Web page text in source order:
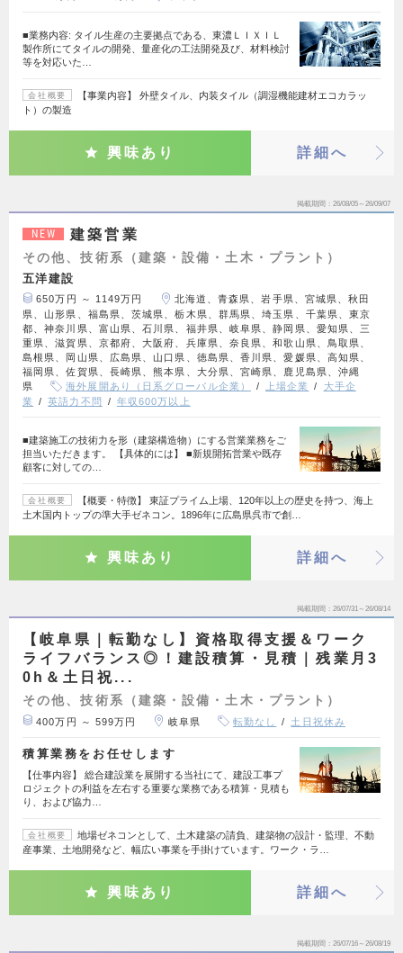
■業務内容: タイル生産の主要拠点である、東濃ＬＩＸＩＬ
製作所にてタイルの開発、量産化の工法開発及び、材料検討
等を対応いた…
会社概要
【事業内容】 外壁タイル、内装タイル（調湿機能建材エコカラッ
ト）の製造
興味あり 詳細へ
掲載期間 26/08/05～26/09/07
NEW 建築営業
その他、技術系（建築・設備・土木・プラント）
五洋建設
650万円 ～ 1149万円
北海道、青森県、岩手県、宮城県、秋田
県、山形県、福島県、茨城県、栃木県、群馬県、埼玉県、千葉県、東京
都、神奈川県、富山県、石川県、福井県、岐阜県、静岡県、愛知県、三
重県、滋賀県、京都府、大阪府、兵庫県、奈良県、和歌山県、鳥取県、
島根県、岡山県、広島県、山口県、徳島県、香川県、愛媛県、高知県、
福岡県、佐賀県、長崎県、熊本県、大分県、宮崎県、鹿児島県、沖縄
県
海外展開あり（日系グローバル企業） 上場企業
大手企
業
英語力不問 年収600万以上
■建築施工の技術力を形（建築構造物）にする営業業務をご
担当いただきます。 【具体的には】 ■新規開拓営業や既存
顧客に対しての…
会社概要
【概要・特徴】 東証プライム上場、120年以上の歴史を持つ、海上
土木国内トップの準大手ゼネコン。1896年に広島県呉市で創…
興味あり 詳細へ
掲載期間 26/07/31～26/08/14
【岐阜県｜転勤なし】資格取得支援＆ワーク
ライフバランス◎！建設積算・見積｜残業月3
0h＆土日祝...
その他、技術系（建築・設備・土木・プラント）
400万円 ～ 599万円 岐阜県 転勤なし 土日祝休み
積算業務をお任せします
【仕事内容】 総合建設業を展開する当社にて、建設工事プ
ロジェクトの利益を左右する重要な業務である積算・見積も
り、および協力…
会社概要
地場ゼネコンとして、土木建築の請負、建築物の設計・監理、不動
産事業、土地開発など、幅広い事業を手掛けています。ワーク・ラ…
興味あり 詳細へ
掲載期間 26/07/16～26/08/19